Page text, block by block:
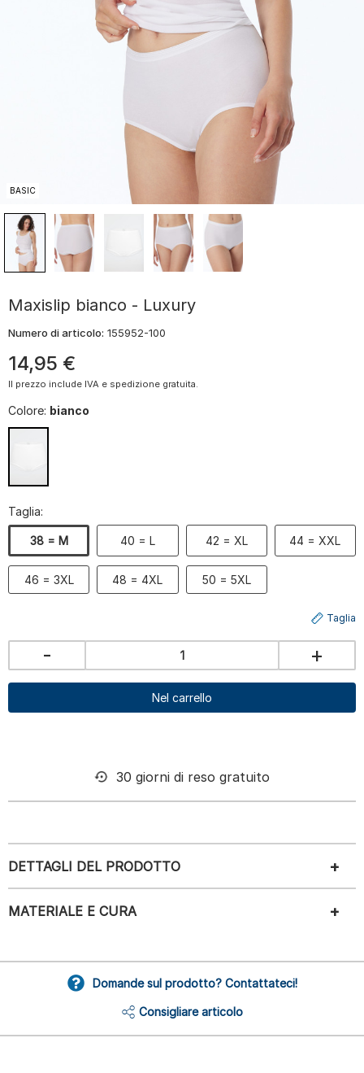
BASIC
Maxislip bianco - Luxury
Numero di articolo: 155952-100
14,95 €
Il prezzo include IVA e spedizione gratuita.
Colore: bianco
Taglia:
38 = M 40 = L 42 = XL 44 = XXL
46 = 3XL 48 = 4XL 50 = 5XL
Taglia
- +
Nel carrello
30 giorni di reso gratuito
DETTAGLI DEL PRODOTTO
MATERIALE E CURA
Domande sul prodotto? Contattateci!
Consigliare articolo